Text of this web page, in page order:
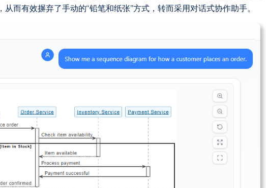
，从而有效摒弃了手动的“铅笔和纸张”方式，转而采用对话式协作助手。